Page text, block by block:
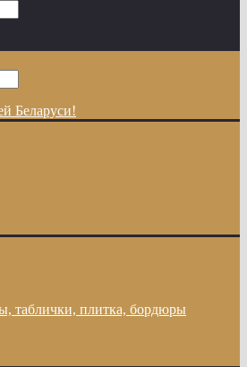
Беларуси!
таблички, плитка, бордюры